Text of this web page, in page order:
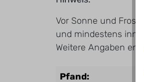
Vor Sonne und
und mindestens
Weitere Angaben
Pfand: